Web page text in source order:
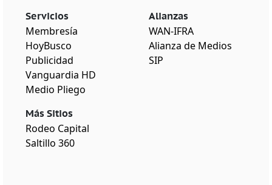
Servicios
Membresía
HoyBusco
Publicidad
Vanguardia HD
Medio Pliego
Más Sitios
Rodeo Capital
Saltillo 360
Alianzas
WAN-IFRA
Alianza de Medios
SIP